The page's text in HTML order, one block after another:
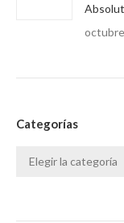
Categorías
Categorías